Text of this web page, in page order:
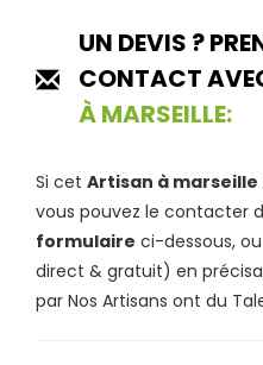
UN DEVIS ?
CONTACT
À MARSEILLE:
Si cet Artisan à marseille
vous pouvez le contacter
formulaire ci-dessous,
direct & gratuit) en
par Nos Artisans ont du